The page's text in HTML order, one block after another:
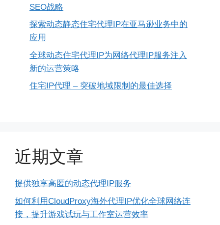
SEO战略
探索动态静态住宅代理IP在亚马逊业务中的
应用
全球动态住宅代理IP为网络代理IP服务注入
新的运营策略
住宅IP代理 – 突破地域限制的最佳选择
近期文章
提供独享高匿的动态代理IP服务
如何利用CloudProxy海外代理IP优化全球网络连
接，提升游戏试玩与工作室运营效率